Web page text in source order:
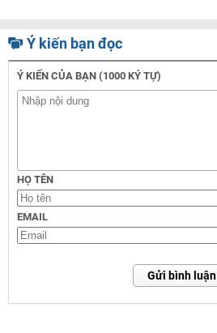
Ý kiến bạn đọc
Ý KIẾN CỦA BẠN (1000 KÝ TỰ)
HỌ TÊN
EMAIL
Gửi bình luận